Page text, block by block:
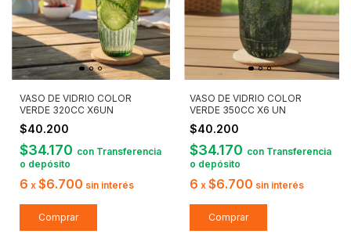
VASO DE VIDRIO COLOR
VERDE 320CC X6UN
$40.200
$34.170 con Transferencia
o depósito
6 x $6.700 sin interés
VASO DE VIDRIO COLOR
VERDE 350CC X6 UN
$40.200
$34.170 con Transferencia
o depósito
6 x $6.700 sin interés